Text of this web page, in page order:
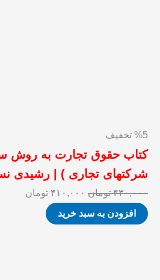
%5 تخفیف
کتاب حقوق تجارت به روش
شرکتهای تجاری ) | رشیدی
۴۳۰,۰۰۰ تومان ۴۱۰,۰۰۰ تومان
افزودن به سبد خرید